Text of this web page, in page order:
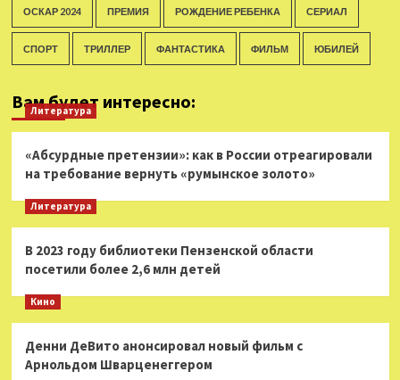
ОСКАР 2024 ПРЕМИЯ РОЖДЕНИЕ РЕБЕНКА СЕРИАЛ
СПОРТ ТРИЛЛЕР ФАНТАСТИКА ФИЛЬМ ЮБИЛЕЙ
Вам будет интересно:
Литература
«Абсурдные претензии»: как в России отреагировали
на требование вернуть «румынское золото»
Литература
В 2023 году библиотеки Пензенской области
посетили более 2,6 млн детей
Кино
Денни ДеВито анонсировал новый фильм с
Арнольдом Шварценеггером